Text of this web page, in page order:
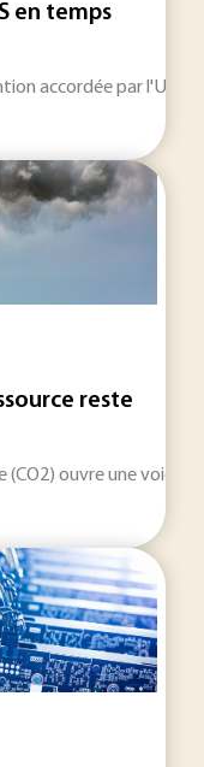
en temps
accordée par
reste
(CO2) ouvre une voie